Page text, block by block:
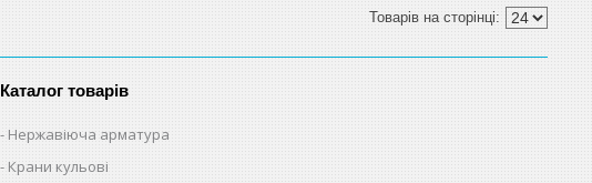
Каталог товарів
Нержавіюча арматура
Крани кульові